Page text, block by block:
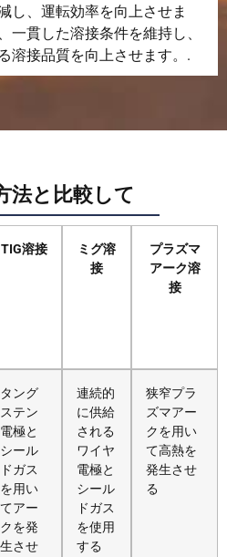
し、運転効率を向上させま
一貫した溶接条件を維持し、
溶接品質を向上させます。.
法と比較して
TIG溶接
ミグ溶
接
プラズマ
アーク溶
接
タング
ステン
電極と
シール
ドガス
を用い
てアー
クを発
生させ
連続的
に供給
される
ワイヤ
電極と
シール
ドガス
を使用
する
狭窄プラ
ズマアー
クを用い
て高熱を
発生させ
る